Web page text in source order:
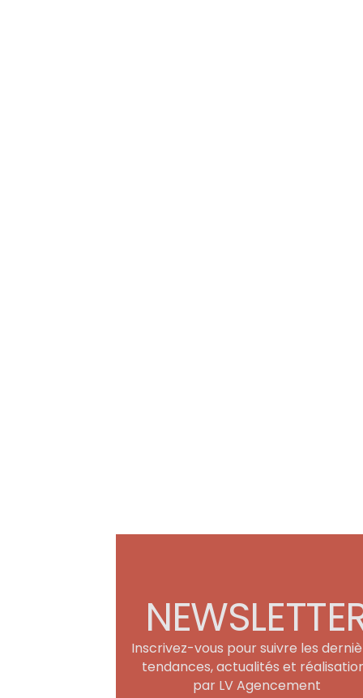
Inscrivez-vous pour suivre les
tendances, actualités et
par LV Agencement